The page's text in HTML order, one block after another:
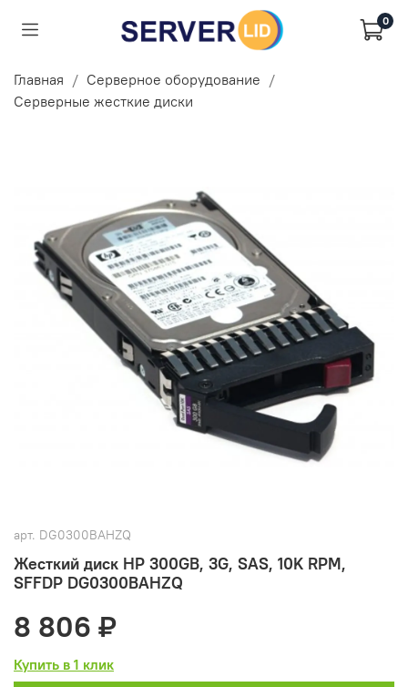
0
Главная
Серверное оборудование
Серверные жесткие диски
арт. DG0300BAHZQ
Жесткий диск HP 300GB, 3G, SAS, 10K RPM,
SFFDP DG0300BAHZQ
8 806 ₽
Купить в 1 клик